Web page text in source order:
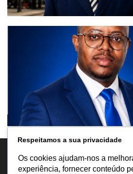
Respeitamos a sua privacidade
Os cookies ajudam-nos a
experiência, fornecer conteúdo